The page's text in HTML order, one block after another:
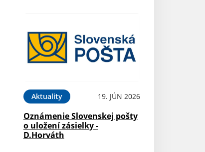
Aktuality 19. JÚN 2026
Oznámenie Slovenskej pošty
o uložení zásielky -
D.Horváth